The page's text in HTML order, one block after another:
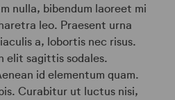
nulla, bibendum laoreet mi
leo. Praesent urna
a, lobortis nec risus.
elit sagittis sodales.
id elementum quam.
Curabitur ut luctus nisi,